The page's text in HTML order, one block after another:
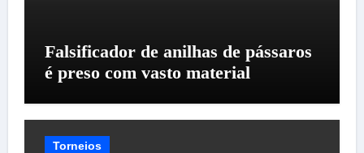
Falsificador de anilhas de pássaros
é preso com vasto material
Torneios